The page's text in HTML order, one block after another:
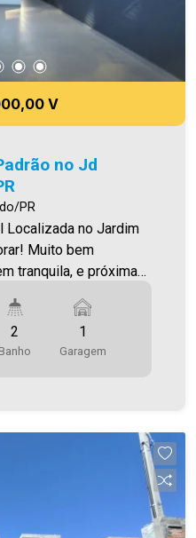
e ou ortografia, bem
e imagens. Fotos
V
no Jd
PR
Localizada no Jardim
bem
tranquila, e próxima
com a sala de
- 02 Banheiros
Área de serviço
terreno 145,00m²
A hora de encontrar
nos o direito de
2
Banho
1
Garagem